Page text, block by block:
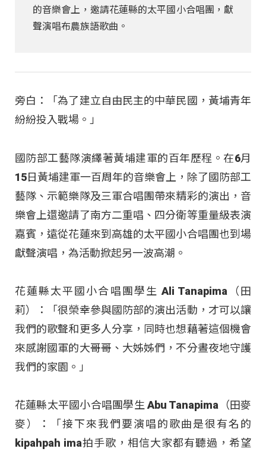
的音樂會上，邀請花蓮縣的太平國小合唱團，獻
聲演唱布農族語歌曲。
旁白：「為了建立自由民主的中華民國，黃埔青年
紛紛投入戰場。」
國防部工藝隊演繹著黃埔建軍的百年歷程。在6月
15日黃埔建軍一百周年的音樂會上，除了國防部工
藝隊、示範樂隊及三軍合唱團帶來精彩的演出，音
樂會上還邀請了南方二重唱、四分衛等重量級表演
嘉賓，遠從花蓮來到高雄的太平國小合唱團也到場
獻聲演唱，為活動掀起另一波高潮。
花蓮縣太平國小合唱團學生 Ali Tanapima（田
莉）：「很榮幸參與國防部的演出活動，才可以讓
我們的歌聲和更多人分享，同時也想藉著這個機會
來感謝國軍的大哥哥、大姊姊們，不分晝夜地守護
我們的家園。」
花蓮縣太平國小合唱團學生 Abu Tanapima（田麥
麥）：「接下來我們要演唱的歌曲是很有名的
kipahpah ima拍手歌，相信大家都有聽過，希望